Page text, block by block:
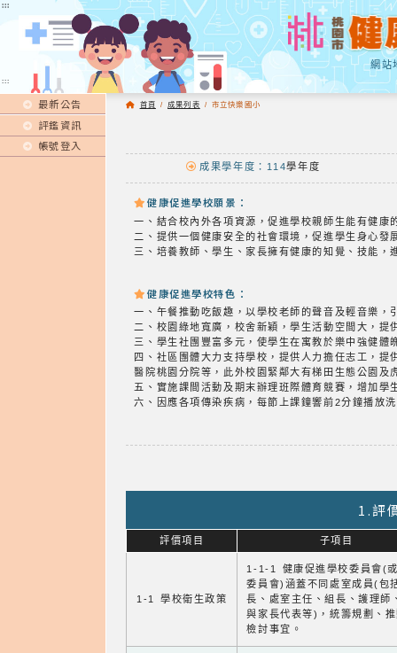
:::
網站
:::
最新公告
評鑑資訊
帳號登入
首頁 / 成果列表 / 市立快樂國小
成果學年度：114學年度
健康促進學校願景：
一、結合校內外各項資源，促進學校親師生能有健康
二、提供一個健康安全的社會環境，促進學生身心
三、培養教師、學生、家長擁有健康的知覺、技能，
健康促進學校特色：
一、午餐推動吃飯趣，以學校老師的聲音及輕音樂，
二、校園綠地寬廣，校舍新穎，學生活動空間大，提
三、學生社團豐富多元，使學生在寓教於樂中強健體
四、社區團體大力支持學校，提供人力擔任志工，
醫院桃園分院等，此外校園緊鄰大有梯田生態公園及
五、實施課間活動及期末辦理班際體育競賽，增加學
六、因應各項傳染疾病，每節上課鐘響前2分鐘播放
1.評
評價項目 子項目
1-1 學校衛生政策
1-1-1 健康促進學校委員會(
委員會)涵蓋不同處室成員(包
長、處室主任、組長、護理師
與家長代表等)，統籌規劃、
檢討事宜。
:::